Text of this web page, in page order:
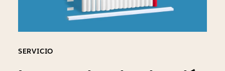
SERVICIO